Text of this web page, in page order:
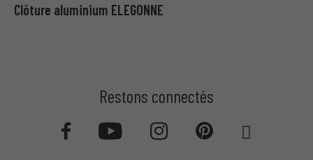
Clôture aluminium ELEGONNE
Restons connectés